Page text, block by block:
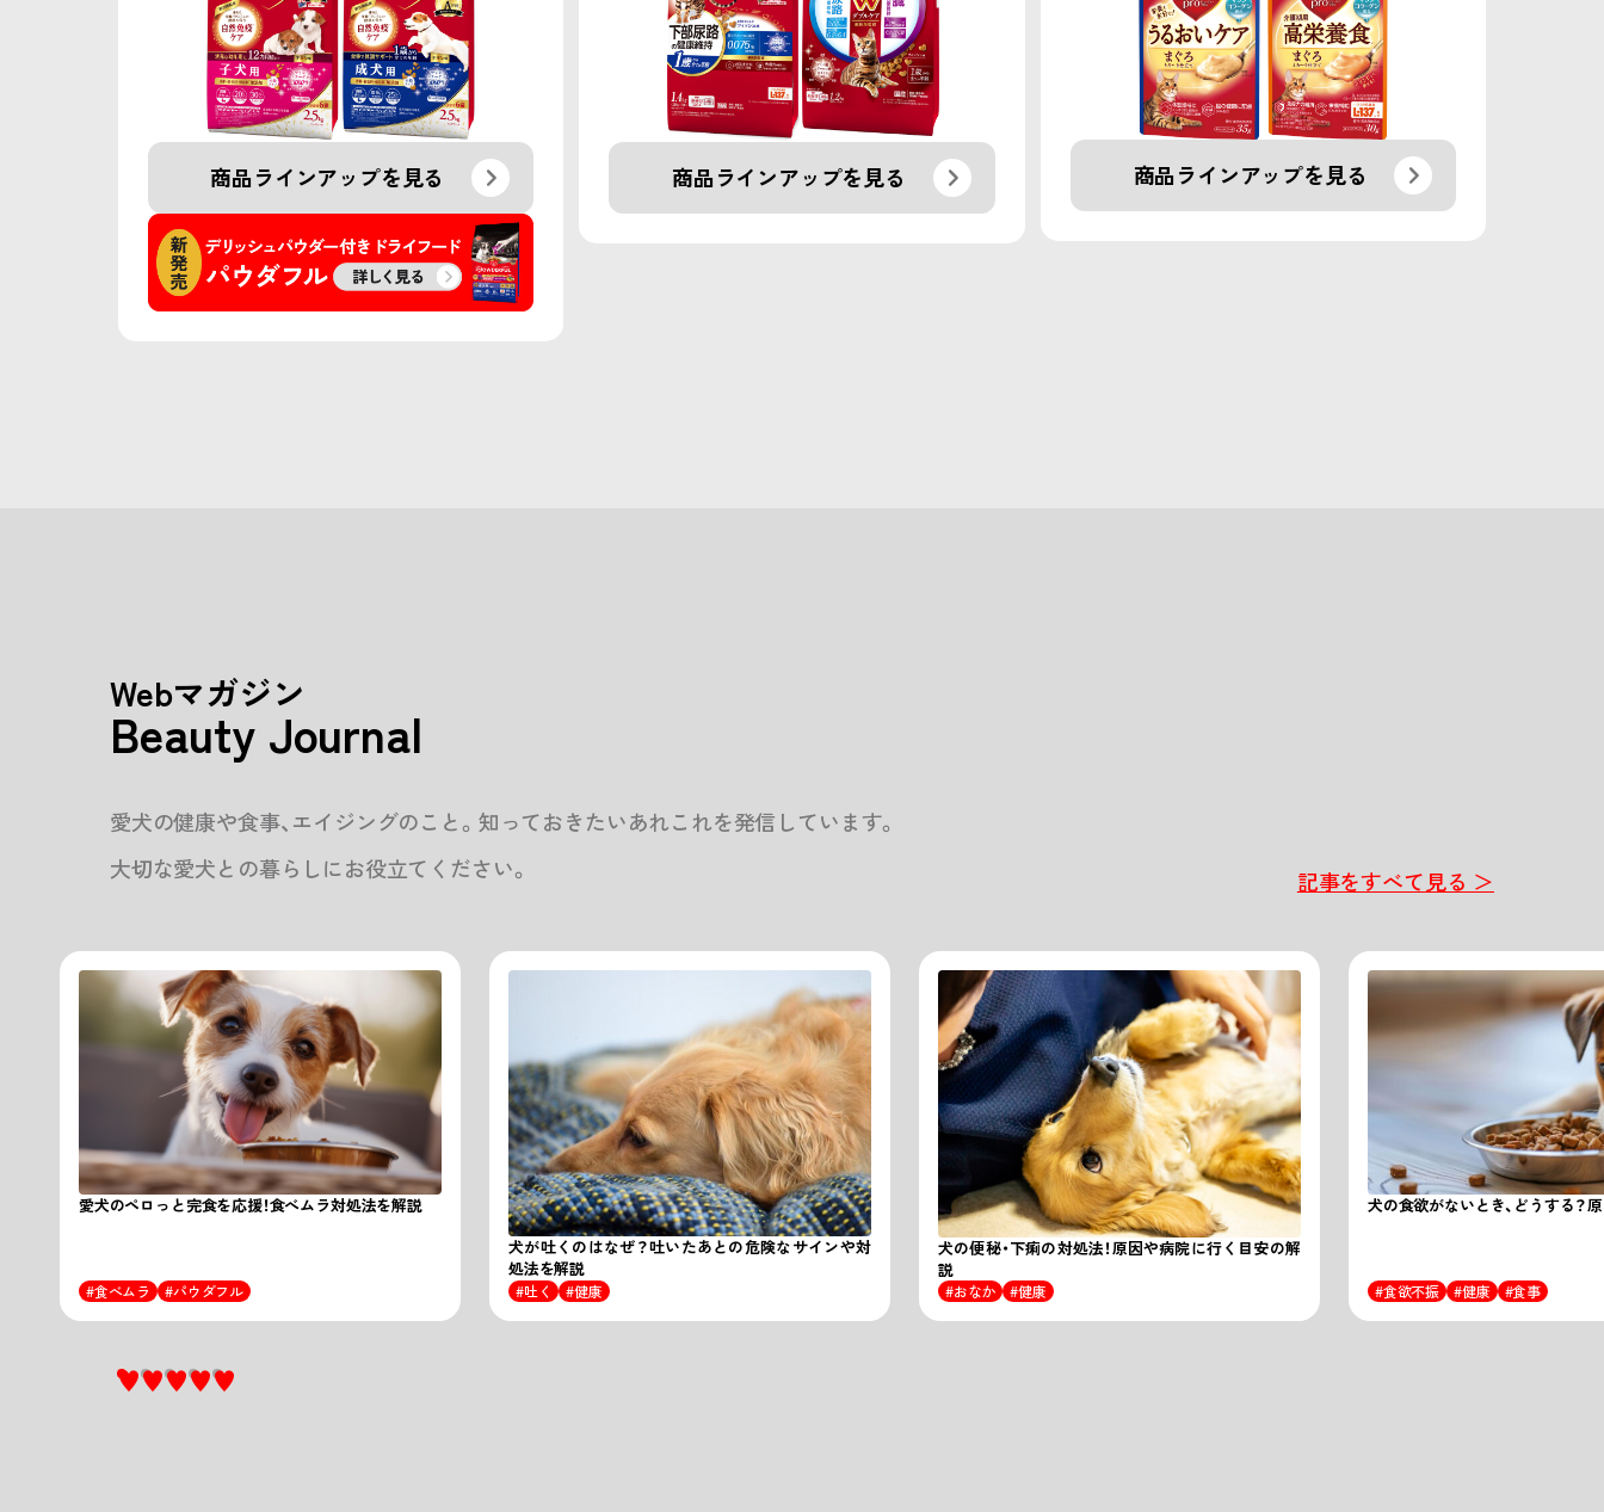
商品ラインアップを見る 商品ラインアップを見る 商品ラインアップを見る
Webマガジン
Beauty Journal
愛犬の健康や食事、エイジングのこと。知っておきたいあれこれを発信しています。
大切な愛犬との暮らしにお役立てください。
記事をすべて見る ＞
愛犬のペロっと完食を応援！食べムラ対処法を解説
食べムラ パウダフル
犬が吐くのはなぜ？吐いたあとの危険なサインや対
処法を解説
吐く 健康
犬の便秘・下痢の対処法！原因や病院に行く目安の解
説
おなか 健康
犬の食欲がないとき、どうする？
食欲不振 健康 食事